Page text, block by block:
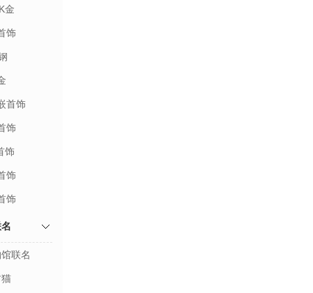
金
饰
首饰
饰
饰
饰
饰
联名